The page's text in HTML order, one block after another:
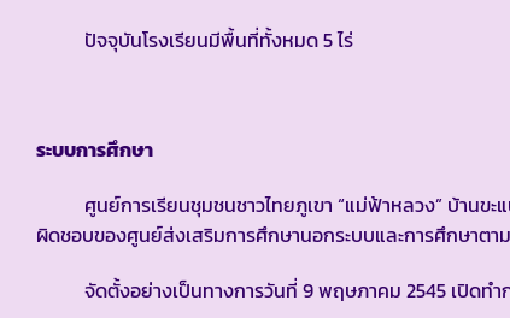
ปัจจุบันโรงเรียนมีพื้นที่ทั้งหมด 5 ไร่
ระบบการศึกษา
ศูนย์การเรียนชุมชนชาวไทยภูเขา “แม่ฟ้าหลวง” บ้านขะ
ผิดชอบของศูนย์ส่งเสริมการศึกษานอกระบบและการศึก
จัดตั้งอย่างเป็นทางการวันที่ 9 พฤษภาคม 2545 เปิดทำก